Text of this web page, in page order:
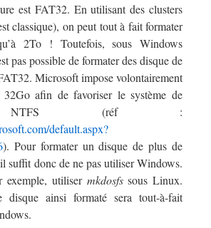
est FAT32. En utilisant des clusters
classique), on peut tout à fait formater
2To ! Toutefois, sous Windows
pas possible de formater des disque de
Microsoft impose volontairement
afin de favoriser le système de
NTFS (réf :
default.aspx?
). Pour formater un disque de plus de
suffit donc de ne pas utiliser Windows.
exemple, utiliser mkdosfssous Linux.
disque ainsi formaté sera tout-à-fait